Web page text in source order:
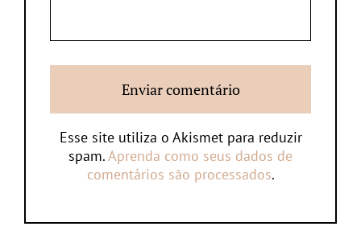
Esse site utiliza o Akismet para reduzir
spam.Aprenda como seus dados de
comentários são processados.